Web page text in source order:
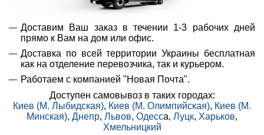
Доставим Ваш заказ в течении 1-3 рабочих дней
прямо к Вам на дом или офис.
Доставка по всей территории Украины бесплатная
как на отделение перевозчика, так и курьером.
Работаем с компанией "Новая Почта".
Доступен самовывоз в таких городах:
Киев (М. Лыбидская), Киев (М. Олимпийская), Киев (М.
Минская), Днепр, Львов, Одесса, Луцк, Харьков,
Хмельницкий